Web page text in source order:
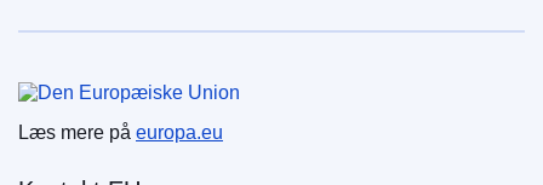
Læs mere på europa.eu